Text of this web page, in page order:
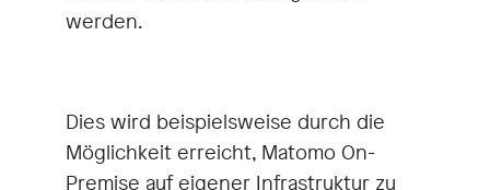
werden.
Dies wird beispielsweise durch die
Möglichkeit erreicht, Matomo On-
Premise auf eigener Infrastruktur zu